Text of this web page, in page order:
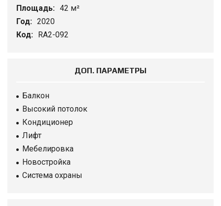
Площадь: 42 м²
Год: 2020
Код: RA2-092
ДОП. ПАРАМЕТРЫ
Балкон
Высокий потолок
Кондиционер
Лифт
Мебелировка
Новостройка
Система охраны